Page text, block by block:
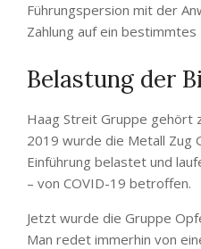
Führungspersion mit der
Zahlung auf ein
Belastung der
Haag Streit Gruppe gehört
2019 wurde die Metall Zug
Einführung belastet und
– von COVID-19 betroffen.
Jetzt wurde die Gruppe
Man redet immerhin von